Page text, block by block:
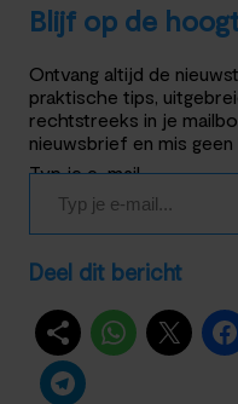
Blijf op de
Ontvang altijd de
praktische tips,
rechtstreeks in je
nieuwsbrief en mis
Typ je e-mail…
Deel dit bericht